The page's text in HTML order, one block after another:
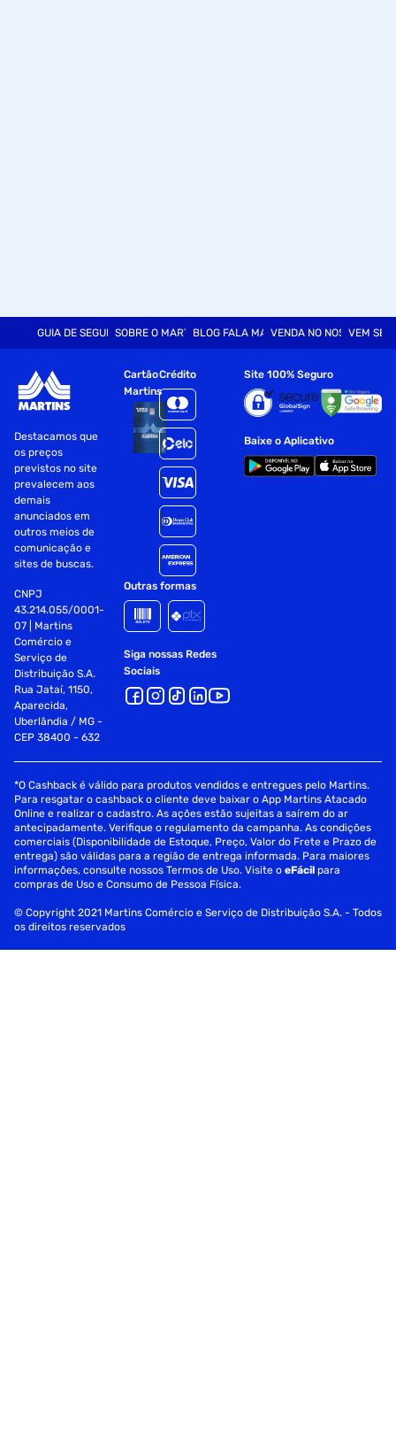
GUIA DE SEGURANÇASOBRE O MARTINSBLOG FALA MARTVENDA NO NOSSO SITE
VEM SER
Destacamos que
os preços
previstos no site
prevalecem aos
demais
anunciados em
outros meios de
comunicação e
sites de buscas.
CNPJ
43.214.055/0001-
07 | Martins
Comércio e
Serviço de
Distribuição S.A.
Rua Jataí, 1150,
Aparecida,
Uberlândia / MG -
CEP 38400 - 632
Cartão
Martins
Crédito
Outras formas
Siga nossas Redes
Sociais
Site 100% Seguro
Baixe o Aplicativo
*O Cashback é válido para produtos vendidos e entregues pelo Martins.
Para resgatar o cashback o cliente deve baixar o App Martins Atacado
Online e realizar o cadastro. As ações estão sujeitas a saírem do ar
antecipadamente. Verifique o regulamento da campanha. As condições
comerciais (Disponibilidade de Estoque, Preço, Valor do Frete e Prazo de
entrega) são válidas para a região de entrega informada. Para maiores
informações, consulte nossos Termos de Uso. Visite oeFácil para
compras de Uso e Consumo de Pessoa Física.
© Copyright 2021 Martins Comércio e Serviço de Distribuição S.A. - Todos
os direitos reservados